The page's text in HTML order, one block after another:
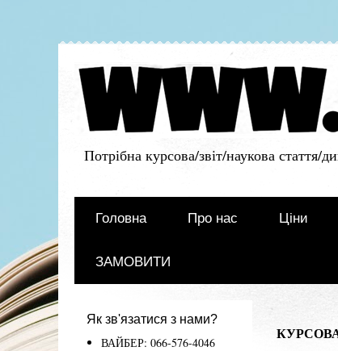
Потрібна курсова/звіт/наукова
Головна Про нас Ціни
ЗАМОВИТИ
КУРСОВА:
Як зв'язатися з нами?
ВАЙБЕР: 066-576-4046